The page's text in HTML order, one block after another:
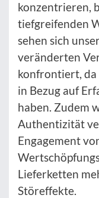
konzentrieren,
tiefgreifenden
sehen sich
veränderten
konfrontiert, da
in Bezug auf
haben. Zudem
Authentizität
Engagement
Lieferketten
Störeffekte.